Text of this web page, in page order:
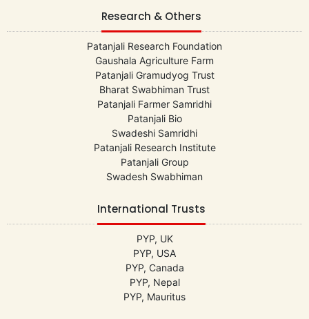
Research & Others
Patanjali Research Foundation
Gaushala Agriculture Farm
Patanjali Gramudyog Trust
Bharat Swabhiman Trust
Patanjali Farmer Samridhi
Patanjali Bio
Swadeshi Samridhi
Patanjali Research Institute
Patanjali Group
Swadesh Swabhiman
International Trusts
PYP, UK
PYP, USA
PYP, Canada
PYP, Nepal
PYP, Mauritus